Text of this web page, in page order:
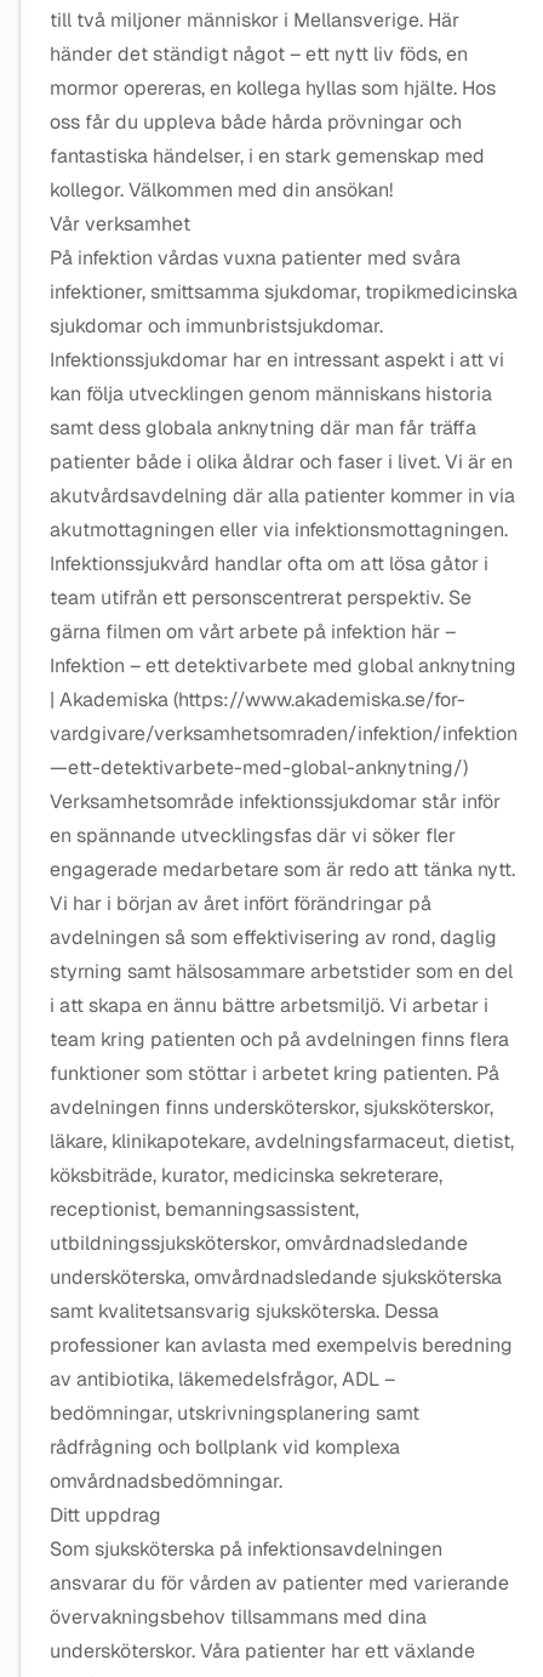
till två miljoner människor i Mellansverige. Här
händer det ständigt något – ett nytt liv föds, en
mormor opereras, en kollega hyllas som hjälte. Hos
oss får du uppleva både hårda prövningar och
fantastiska händelser, i en stark gemenskap med
kollegor. Välkommen med din ansökan!
Vår verksamhet
På infektion vårdas vuxna patienter med svåra
infektioner, smittsamma sjukdomar, tropikmedicinska
sjukdomar och immunbristsjukdomar.
Infektionssjukdomar har en intressant aspekt i att vi
kan följa utvecklingen genom människans historia
samt dess globala anknytning där man får träffa
patienter både i olika åldrar och faser i livet. Vi är en
akutvårdsavdelning där alla patienter kommer in via
akutmottagningen eller via infektionsmottagningen.
Infektionssjukvård handlar ofta om att lösa gåtor i
team utifrån ett personscentrerat perspektiv. Se
gärna filmen om vårt arbete på infektion här –
Infektion – ett detektivarbete med global anknytning
| Akademiska (https://www.akademiska.se/for-
vardgivare/verksamhetsomraden/infektion/infektion
—ett-detektivarbete-med-global-anknytning/)
Verksamhetsområde infektionssjukdomar står inför
en spännande utvecklingsfas där vi söker fler
engagerade medarbetare som är redo att tänka nytt.
Vi har i början av året infört förändringar på
avdelningen så som effektivisering av rond, daglig
styrning samt hälsosammare arbetstider som en del
i att skapa en ännu bättre arbetsmiljö. Vi arbetar i
team kring patienten och på avdelningen finns flera
funktioner som stöttar i arbetet kring patienten. På
avdelningen finns undersköterskor, sjuksköterskor,
läkare, klinikapotekare, avdelningsfarmaceut, dietist,
köksbiträde, kurator, medicinska sekreterare,
receptionist, bemanningsassistent,
utbildningssjuksköterskor, omvårdnadsledande
undersköterska, omvårdnadsledande sjuksköterska
samt kvalitetsansvarig sjuksköterska. Dessa
professioner kan avlasta med exempelvis beredning
av antibiotika, läkemedelsfrågor, ADL –
bedömningar, utskrivningsplanering samt
rådfrågning och bollplank vid komplexa
omvårdnadsbedömningar.
Ditt uppdrag
Som sjuksköterska på infektionsavdelningen
ansvarar du för vården av patienter med varierande
övervakningsbehov tillsammans med dina
undersköterskor. Våra patienter har ett växlande